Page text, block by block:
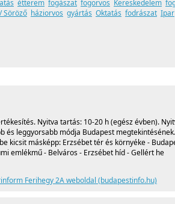
étterem fogászat fogorvos Kereskedelem
Söröző háziorvos gyártás Oktatás fodrászat Ipar
Nyitva tartás: 10-20 h (egész évben).
és leggyorsabb módja Budapest
kicsit másképp: Erzsébet tér és környéke -
emlékmű - Belváros - Erzsébet híd - Gellért he
Ferihegy 2A weboldal (budapestinfo.hu)